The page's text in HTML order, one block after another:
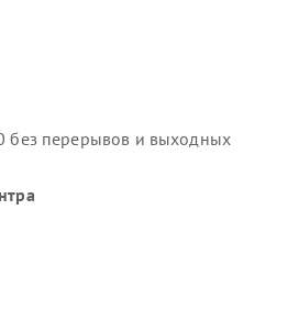
перерывов и выходных